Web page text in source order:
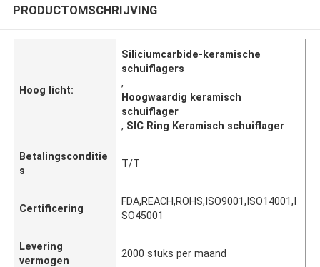
PRODUCTOMSCHRIJVING
Hoog licht:
Siliciumcarbide-keramische
schuiflagers
,
Hoogwaardig keramisch
schuiflager
, SIC Ring Keramisch schuiflager
Betalingsconditie
s
T/T
Certificering
FDA,REACH,ROHS,ISO9001,ISO14001,I
SO45001
Levering
vermogen
2000 stuks per maand